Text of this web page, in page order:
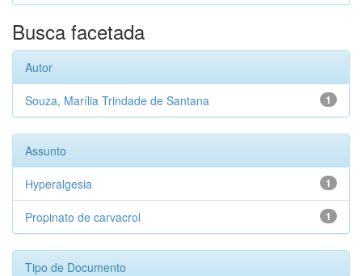
Busca facetada
Autor
1
Souza, Marília Trindade de Santana
Assunto
1
Hyperalgesia
1
Propinato de carvacrol
Tipo de Documento